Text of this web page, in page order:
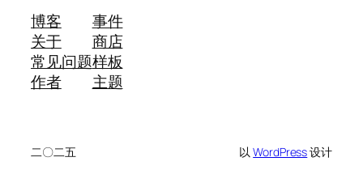
博客
关于
常见问题
作者
事件
商店
样板
主题
二〇二五 以WordPress设计